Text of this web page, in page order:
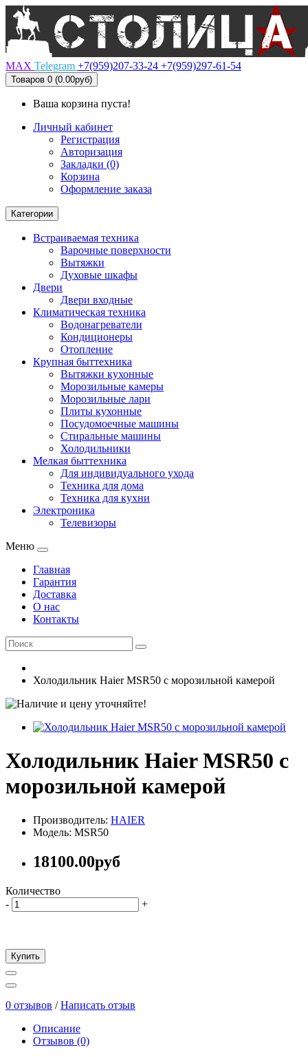
MAX Telegram +7(959)207-33-24 +7(959)297-61-54
Товаров 0 (0.00руб)
Ваша корзина пуста!
Личный кабинет
Регистрация
Авторизация
Закладки (0)
Корзина
Оформление заказа
Категории
Встраиваемая техника
Варочные поверхности
Вытяжки
Духовые шкафы
Двери
Двери входные
Климатическая техника
Водонагреватели
Кондиционеры
Отопление
Крупная быттехника
Вытяжки кухонные
Морозильные камеры
Морозильные лари
Плиты кухонные
Посудомоечные машины
Стиральные машины
Холодильники
Мелкая быттехника
Для индивидуального ухода
Техника для дома
Техника для кухни
Электроника
Телевизоры
Меню
Главная
Гарантия
Доставка
О нас
Контакты
Холодильник Haier MSR50 с морозильной камерой
Холодильник Haier MSR50 с
морозильной камерой
Производитель: HAIER
Модель: MSR50
18100.00руб
Количество
-
+
Купить
0 отзывов /Написать отзыв
Описание
Отзывов (0)